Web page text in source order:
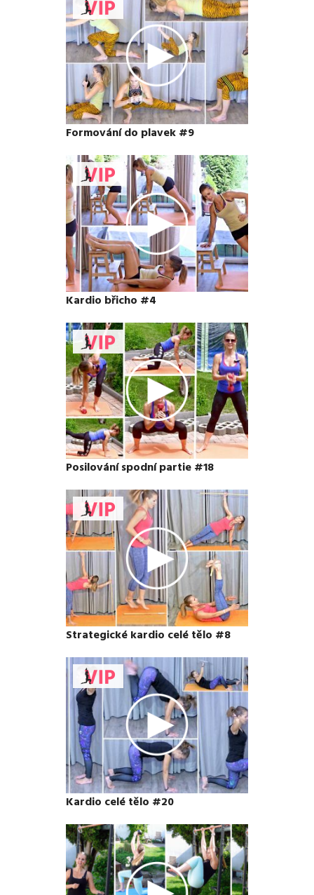
Formování do plavek #9
Kardio břicho #4
Posilování spodní partie #18
Strategické kardio celé tělo #8
Kardio celé tělo #20